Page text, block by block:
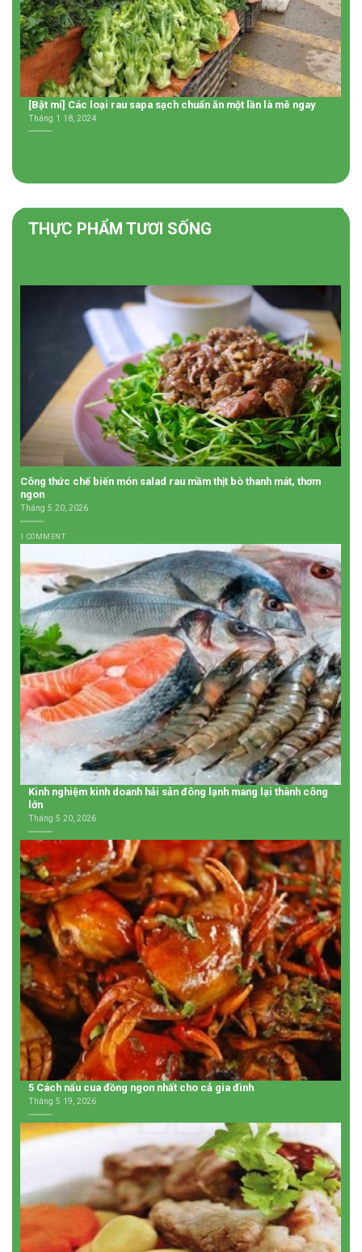
[Bật mí] Các loại rau sapa sạch chuẩn ăn một lần là mê ngay
Tháng 1 18, 2024
THỰC PHẨM TƯƠI SỐNG
Công thức chế biến món salad rau mầm thịt bò thanh mát, thơm
ngon
Tháng 5 20, 2026
1 COMMENT
Kinh nghiệm kinh doanh hải sản đông lạnh mang lại thành công
lớn
Tháng 5 20, 2026
5 Cách nấu cua đồng ngon nhất cho cả gia đình
Tháng 5 19, 2026